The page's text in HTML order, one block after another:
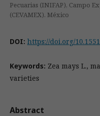
Pecuarias (INIFAP), Campo
(CEVAMEX). México
DOI: https://doi.org/
Keywords: Zea mays L.,
varieties
Abstract